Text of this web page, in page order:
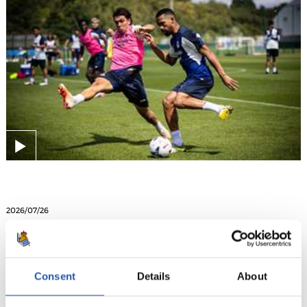
Consent Details About
2026/07/26
Lehen saioa Bodymoor Heathen